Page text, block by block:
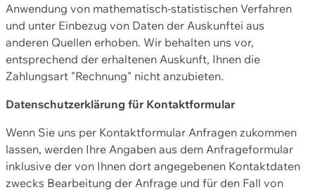
Anwendung von mathematisch-statistischen Verfahren
und unter Einbezug von Daten der Auskunftei aus
anderen Quellen erhoben. Wir behalten uns vor,
entsprechend der erhaltenen Auskunft, Ihnen die
Zahlungsart "Rechnung" nicht anzubieten.
Datenschutzerklärung für Kontaktformular
Wenn Sie uns per Kontaktformular Anfragen zukommen
lassen, werden Ihre Angaben aus dem Anfrageformular
inklusive der von Ihnen dort angegebenen Kontaktdaten
zwecks Bearbeitung der Anfrage und für den Fall von